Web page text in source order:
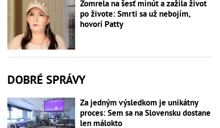
Zomrela na šesť minút a zažila život
po živote: Smrti sa už nebojím,
hovorí Patty
DOBRÉ SPRÁVY
Za jedným výsledkom je unikátny
proces: Sem sa na Slovensku dostane
len málokto